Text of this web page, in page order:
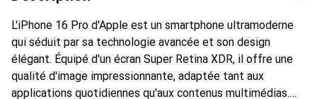
L'iPhone 16 Pro d'Apple est un smartphone ultramoderne
qui séduit par sa technologie avancée et son design
élégant. Équipé d'un écran Super Retina XDR, il offre une
qualité d'image impressionnante, adaptée tant aux
applications quotidiennes qu'aux contenus multimédias.